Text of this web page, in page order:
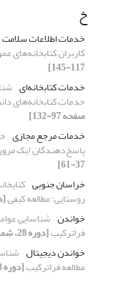
خ
خدمات اطلاعات سلامت
کاربران کتابخانه‌­های
117-145]
خدمات کتابخانه‌ای
خدمات کتابخانه‌های
صفحه 97-132]
خدمات مرجع مجازی
پاسخ‌دهندگان (یک
37-61]
خراسان جنوبی
روستایی: مطالعه‌ کیفی[دوره
خواندن شناسایی
فراترکیب[دوره 28، شماره 2، 1404، صفحه 89-117]
خواندن دیجیتال
مطالعه فراترکیب[دوره 28، شماره 2، 1404، صفحه 89-117]